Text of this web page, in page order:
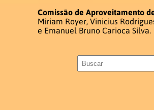
Laboratório de
Comissão de Aproveitamento
Miriam Royer, Vinicius
e Emanuel Bruno Carioca Silva.